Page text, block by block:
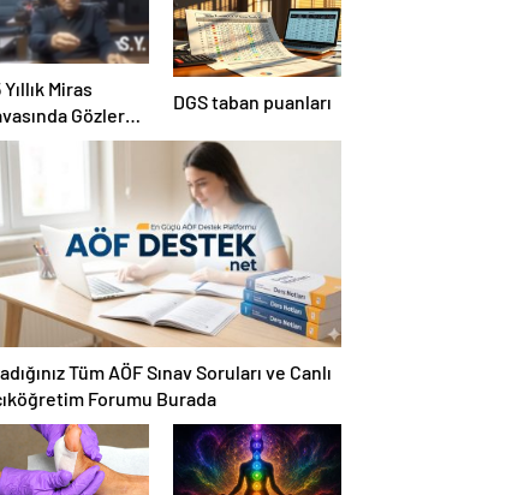
Miras
Gözler
Ayındaki
DGS taban puanları
Tüm AÖF Sınav Soruları ve Canlı
Forumu Burada